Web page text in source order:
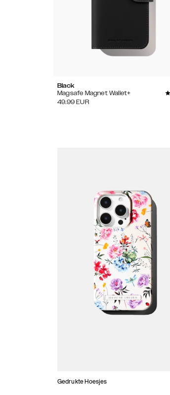
Black
Magsafe Magnet Wallet+
49.99 EUR
Gedrukte Hoesjes